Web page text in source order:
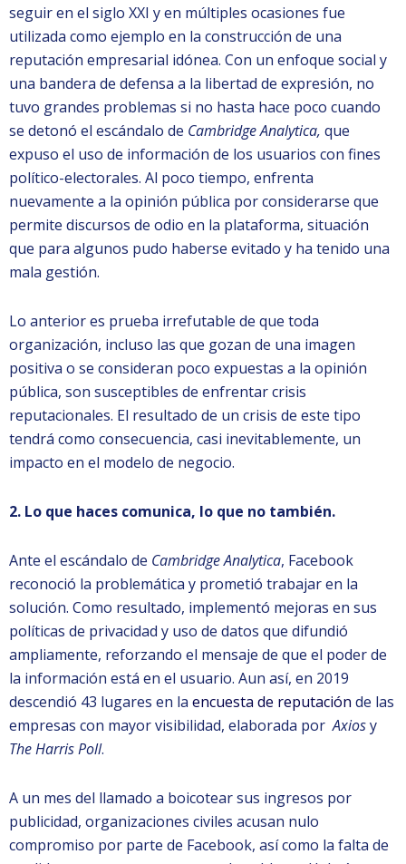
seguir en el siglo XXI y en múltiples ocasiones fue
utilizada como ejemplo en la construcción de una
reputación empresarial idónea. Con un enfoque social y
una bandera de defensa a la libertad de expresión, no
tuvo grandes problemas si no hasta hace poco cuando
se detonó el escándalo de Cambridge Analytica, que
expuso el uso de información de los usuarios con fines
político-electorales. Al poco tiempo, enfrenta
nuevamente a la opinión pública por considerarse que
permite discursos de odio en la plataforma, situación
que para algunos pudo haberse evitado y ha tenido una
mala gestión.
Lo anterior es prueba irrefutable de que toda
organización, incluso las que gozan de una imagen
positiva o se consideran poco expuestas a la opinión
pública, son susceptibles de enfrentar crisis
reputacionales. El resultado de un crisis de este tipo
tendrá como consecuencia, casi inevitablemente, un
impacto en el modelo de negocio.
2. Lo que haces comunica, lo que no también.
Ante el escándalo de Cambridge Analytica, Facebook
reconoció la problemática y prometió trabajar en la
solución. Como resultado, implementó mejoras en sus
políticas de privacidad y uso de datos que difundió
ampliamente, reforzando el mensaje de que el poder de
la información está en el usuario. Aun así, en 2019
descendió 43 lugares en la encuesta de reputación de las
empresas con mayor visibilidad, elaborada porAxiosy
The Harris Poll.
A un mes del llamado a boicotear sus ingresos por
publicidad, organizaciones civiles acusan nulo
compromiso por parte de Facebook, así como la falta de